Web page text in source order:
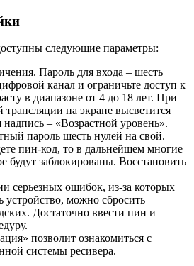
следующие параметры:
Пароль для входа – шесть
канал и ограничьте доступ к
в диапазоне от 4 до 18 лет. При
на экране высветится
– «Возрастной уровень».
пароль шесть нулей на свой.
пин-код, то в дальнейшем многие
будут заблокированы. Восстановить
серьезных ошибок, из-за которых
устройство, можно сбросить
Достаточно ввести пин и
позволит ознакомиться с
системы ресивера.